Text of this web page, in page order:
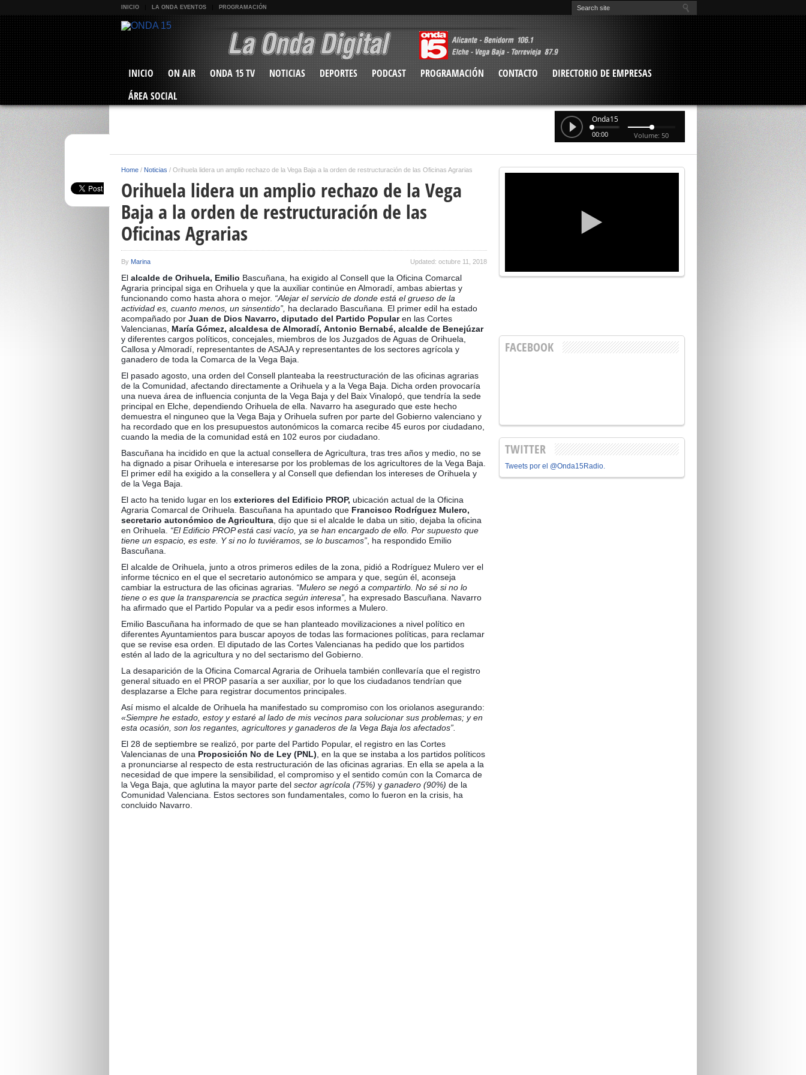
INICIO LA ONDA EVENTOS PROGRAMACIÓN
INICIO ON AIR ONDA 15 TV NOTICIAS DEPORTES PODCAST PROGRAMACIÓN CONTACTO
DIRECTORIO DE EMPRESAS
ÁREA SOCIAL
Onda15
00:00 Volume: 50
Home / Noticias / Orihuela lidera un amplio rechazo de la Vega Baja a la orden de restructuración de las Oficinas Agrarias
Orihuela lidera un amplio rechazo de la Vega
Baja a la orden de restructuración de las
Oficinas Agrarias
By Marina Updated: octubre 11, 2018
El alcalde de Orihuela, Emilio Bascuñana, ha exigido al Consell que la Oficina Comarcal
Agraria principal siga en Orihuela y que la auxiliar continúe en Almoradí, ambas abiertas y
funcionando como hasta ahora o mejor. “Alejar el servicio de donde está el grueso de la
actividad es, cuanto menos, un sinsentido”, ha declarado Bascuñana. El primer edil ha estado
acompañado por Juan de Dios Navarro, diputado del Partido Popularen las Cortes
Valencianas, María Gómez, alcaldesa de Almoradí, Antonio Bernabé, alcalde de Benejúzar
y diferentes cargos políticos, concejales, miembros de los Juzgados de Aguas de Orihuela,
Callosa y Almoradí, representantes de ASAJA y representantes de los sectores agrícola y
ganadero de toda la Comarca de la Vega Baja.
El pasado agosto, una orden del Consell planteaba la reestructuración de las oficinas agrarias
de la Comunidad, afectando directamente a Orihuela y a la Vega Baja. Dicha orden provocaría
una nueva área de influencia conjunta de la Vega Baja y del Baix Vinalopó, que tendría la sede
principal en Elche, dependiendo Orihuela de ella. Navarro ha asegurado que este hecho
demuestra el ninguneo que la Vega Baja y Orihuela sufren por parte del Gobierno valenciano y
ha recordado que en los presupuestos autonómicos la comarca recibe 45 euros por ciudadano,
cuando la media de la comunidad está en 102 euros por ciudadano.
Bascuñana ha incidido en que la actual consellera de Agricultura, tras tres años y medio, no se
ha dignado a pisar Orihuela e interesarse por los problemas de los agricultores de la Vega Baja.
El primer edil ha exigido a la consellera y al Consell que defiendan los intereses de Orihuela y
de la Vega Baja.
El acto ha tenido lugar en los exteriores del Edificio PROP, ubicación actual de la Oficina
Agraria Comarcal de Orihuela. Bascuñana ha apuntado que Francisco Rodríguez Mulero,
secretario autonómico de Agricultura , dijo que si el alcalde le daba un sitio, dejaba la oficina
en Orihuela.
“El Edificio PROP está casi vacío, ya se han encargado de ello. Por supuesto que
tiene un espacio, es este. Y si no lo tuviéramos, se lo buscamos” , ha respondido Emilio
Bascuñana.
El alcalde de Orihuela, junto a otros primeros ediles de la zona, pidió a Rodríguez Mulero ver el
informe técnico en el que el secretario autonómico se ampara y que, según él, aconseja
cambiar la estructura de las oficinas agrarias. “Mulero se negó a compartirlo. No sé si no lo
tiene o es que la transparencia se practica según interesa”, ha expresado Bascuñana. Navarro
ha afirmado que el Partido Popular va a pedir esos informes a Mulero.
Emilio Bascuñana ha informado de que se han planteado movilizaciones a nivel político en
diferentes Ayuntamientos para buscar apoyos de todas las formaciones políticas, para reclamar
que se revise esa orden. El diputado de las Cortes Valencianas ha pedido que los partidos
estén al lado de la agricultura y no del sectarismo del Gobierno.
La desaparición de la Oficina Comarcal Agraria de Orihuela también conllevaría que el registro
general situado en el PROP pasaría a ser auxiliar, por lo que los ciudadanos tendrían que
desplazarse a Elche para registrar documentos principales.
Así mismo el alcalde de Orihuela ha manifestado su compromiso con los oriolanos asegurando:
«Siempre he estado, estoy y estaré al lado de mis vecinos para solucionar sus problemas; y en
esta ocasión, son los regantes, agricultores y ganaderos de la Vega Baja los afectados”.
El 28 de septiembre se realizó, por parte del Partido Popular, el registro en las Cortes
Valencianas de una Proposición No de Ley (PNL) , en la que se instaba a los partidos políticos
a pronunciarse al respecto de esta restructuración de las oficinas agrarias. En ella se apela a la
necesidad de que impere la sensibilidad, el compromiso y el sentido común con la Comarca de
la Vega Baja, que aglutina la mayor parte del sector agrícola (75%) y ganadero (90%) de la
Comunidad Valenciana. Estos sectores son fundamentales, como lo fueron en la crisis, ha
concluido Navarro.
FACEBOOK
TWITTER
Tweets por el @Onda15Radio.